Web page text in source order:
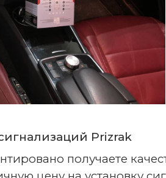
Prizrak
получаете